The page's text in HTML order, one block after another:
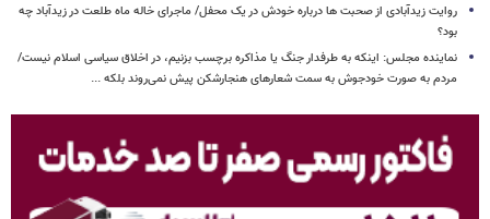
روایت زیدآبادی از صحبت ها درباره خودش در یک محفل/ ماجرای خاله ماه طلعت در زیدآباد چه
بود؟
نماینده مجلس: اینکه به طرفدار جنگ یا مذاکره برچسب بزنیم، در اخلاق سیاسی اسلام نیست/
مردم به صورت خودجوش به سمت شعارهای هنجارشکن پیش نمی‌روند بلکه ...